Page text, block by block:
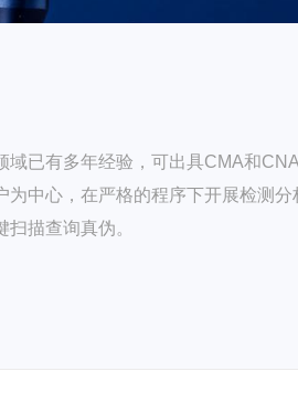
域已有多年经验，可出具CMA和
为中心，在严格的程序下开展检测分
描查询真伪。